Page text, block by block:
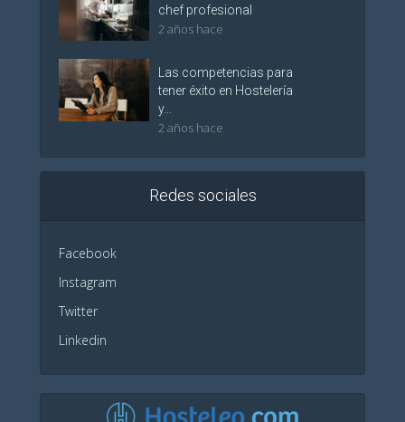
chef profesional
2 años hace
Las competencias para
tener éxito en Hostelería
y...
2 años hace
Redes sociales
Facebook
Instagram
Twitter
Linkedin